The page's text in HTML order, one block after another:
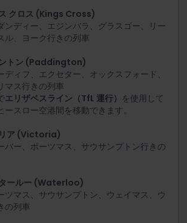
クロス (Kings Cross)
ンディー、エジンバラ、グラスゴー、リー
ル、ヨーク行きの列車
ントン (Paddington)
ディフ、エクセター、オックスフォード、
マス行きの列車
エリザベスライン（TfL 運行） を使用して
スロー空港間を移動できます。
リア (Victoria)
バー、ポーツマス、サウサンプトン行きの
タールー (Waterloo)
ツマス、サウサンプトン、ウェイマス、ウ
の列車